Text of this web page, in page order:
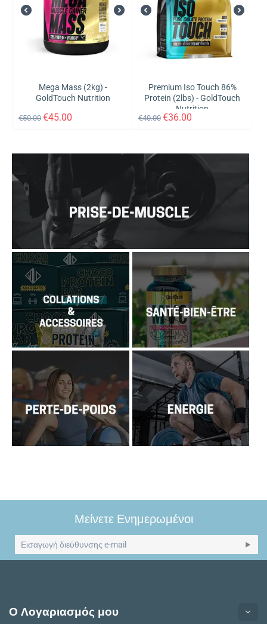
Mega Mass (2kg) -
GoldTouch Nutrition
€50.00 €45.00
Premium Iso Touch 86%
Protein (2lbs) - GoldTouch
Nutrition
€40.00 €36.00
Μείνετε Ενημερωμένοι
Ο Λογαριασμός μου